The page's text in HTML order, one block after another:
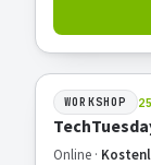
WORKSHOP
Online ·